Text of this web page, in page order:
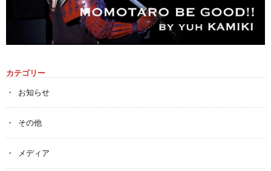
カテゴリー
お知らせ
その他
メディア